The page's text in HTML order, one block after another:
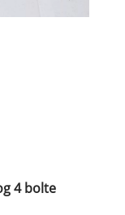
4 bolte